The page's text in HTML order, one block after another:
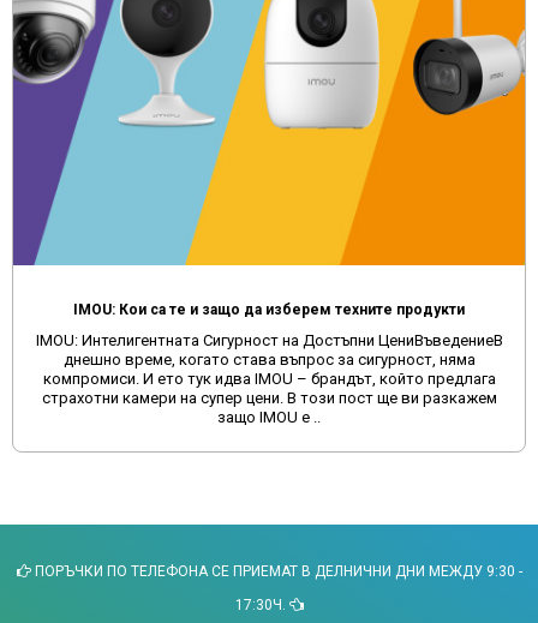
IMOU: Кои са те и защо да изберем техните продукти
IMOU: Интелигентната Сигурност на Достъпни ЦениВъведениеВ
днешно време, когато става въпрос за сигурност, няма
компромиси. И ето тук идва IMOU – брандът, който предлага
страхотни камери на супер цени. В този пост ще ви разкажем
защо IMOU е ..
ПОРЪЧКИ ПО ТЕЛЕФОНА СЕ ПРИЕМАТ В ДЕЛНИЧНИ ДНИ МЕЖДУ 9:30 -
17:30Ч.